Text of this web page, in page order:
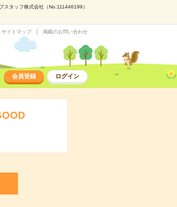
タッフ株式会社（No.111446199）
サイトマップ 掲載のお問い合わせ
会員登録 ログイン